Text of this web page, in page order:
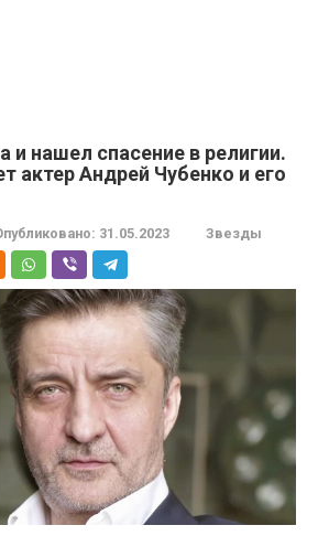
и нашел спасение в религии.
актер Андрей Чубенко и его
31.05.2023 Звезды